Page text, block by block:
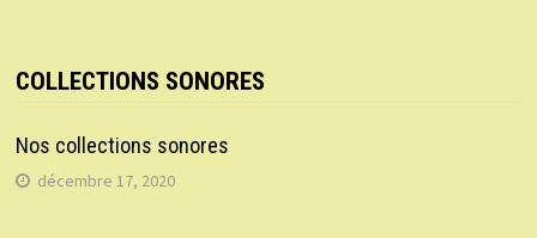
COLLECTIONS SONORES
Nos collections sonores
décembre 17, 2020